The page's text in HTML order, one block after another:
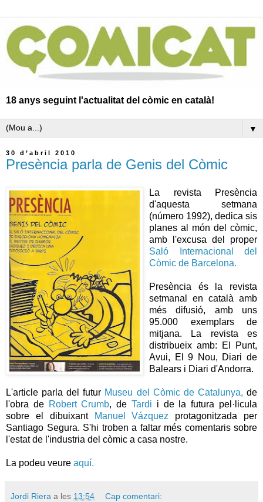
18 anys seguint l'actualitat del còmic en català!
▼
30 d’abril 2010
Presència parla de Genis del Còmic
La revista Presència
d'aquesta setmana
(número 1992), dedica sis
planes al món del còmic,
amb l'excusa del proper
Saló Internacional del
Còmic de Barcelona.
Presència és la revista
setmanal en català amb
més difusió, amb uns
95.000 exemplars de
mitjana. La revista es
distribueix amb: El Punt,
Avui, El 9 Nou, Diari de
Balears i Diari d'Andorra.
L'article parla del futur Museu del Còmic de Catalunya, de
l'obra de Robert Crumb, deTardi i de la futura pel·licula
sobre el dibuixant
Manuel Vázquez protagonitzada per
Santiago Segura. S'hi troben a faltar més comentaris sobre
l'estat de l'industria del còmic a casa nostre.
La podeu veure aquí.
Jordi Riera a les 13:54 Cap comentari: